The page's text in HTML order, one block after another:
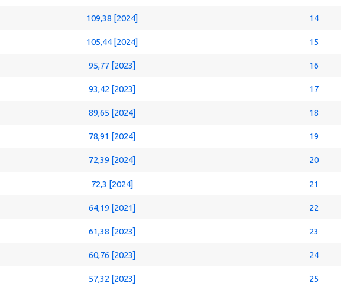
109,38 [2024] 14
105,44 [2024] 15
95,77 [2023] 16
93,42 [2023] 17
89,65 [2024] 18
78,91 [2024] 19
72,39 [2024] 20
72,3 [2024] 21
64,19 [2021] 22
61,38 [2023] 23
60,76 [2023] 24
57,32 [2023] 25